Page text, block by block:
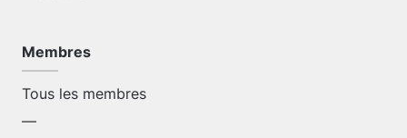
Membres
Tous les membres
—